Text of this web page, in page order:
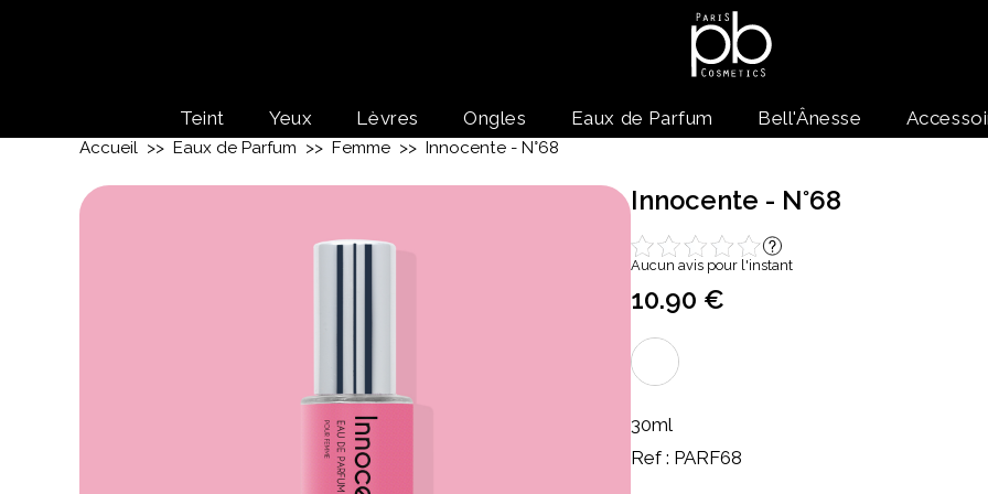
Teint Yeux Lèvres Ongles Eaux de Parfum Bell'Ânesse
Accueil >> Eaux de Parfum >> Femme >> Innocente - N°68
Innocente - N°68
Aucun avis pour l'instant
10.90 €
30ml
Ref : PARF68